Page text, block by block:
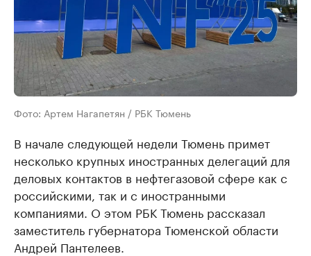
Фото: Артем Нагапетян / РБК Тюмень
В начале следующей недели Тюмень примет
несколько крупных иностранных делегаций для
деловых контактов в нефтегазовой сфере как с
российскими, так и с иностранными
компаниями. О этом РБК Тюмень рассказал
заместитель губернатора Тюменской области
Андрей Пантелеев.